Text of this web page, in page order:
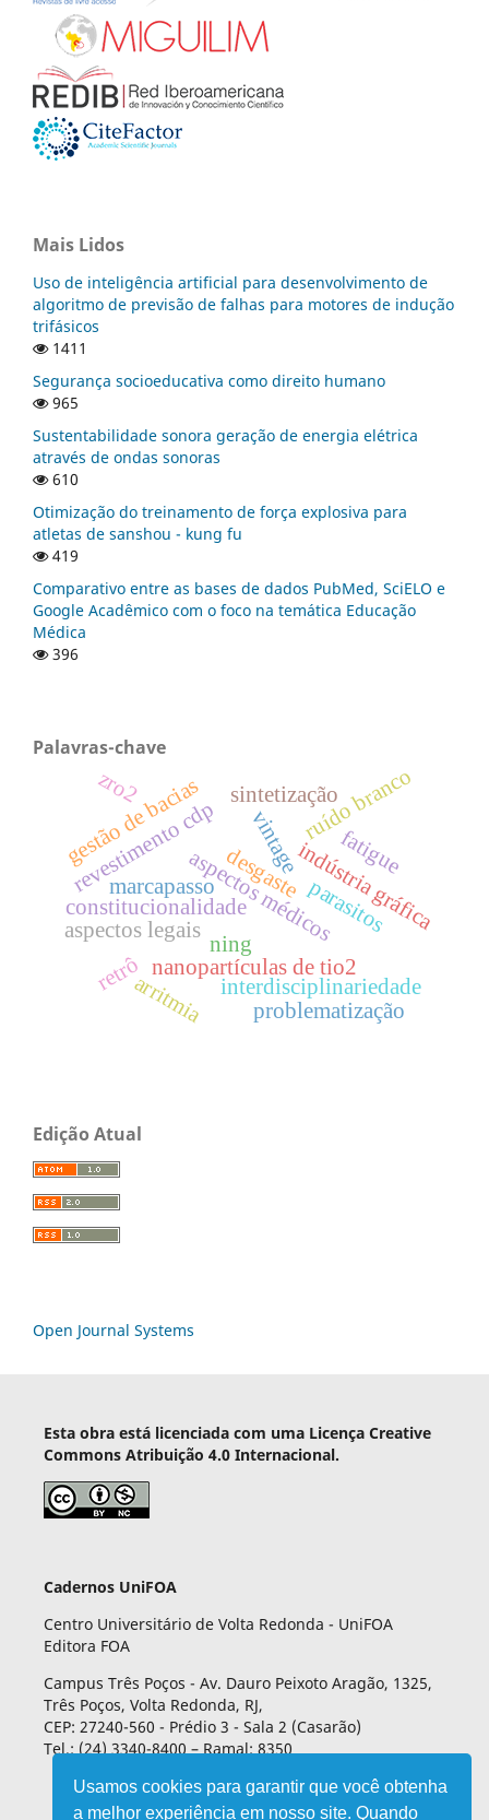
Usamos cookies para garantir que você obtenha
a melhor experiência em nosso site. Quando
Mais Lidos
Uso de inteligência artificial para desenvolvimento de
algoritmo de previsão de falhas para motores de indução
trifásicos
1411
Segurança socioeducativa como direito humano
965
Sustentabilidade sonora geração de energia elétrica
através de ondas sonoras
610
Otimização do treinamento de força explosiva para
atletas de sanshou - kung fu
419
Comparativo entre as bases de dados PubMed, SciELO e
Google Acadêmico com o foco na temática Educação
Médica
396
Palavras-chave
nanopartículas de tio2
ning
constitucionalidade
aspectos legaisaspectos médicos
interdisciplinariedade
desgaste
revestimento cdp vintage
retrôarritmia
indústria gráfica
gestão de bacias sintetizaçãoruído branco
problematização
parasitos
marcapasso
zro2
fatigue
Edição Atual
Open Journal Systems
Esta obra está licenciada com uma Licença Creative
Commons Atribuição 4.0 Internacional.
Cadernos UniFOA
Centro Universitário de Volta Redonda - UniFOA
Editora FOA
Campus Três Poços - Av. Dauro Peixoto Aragão, 1325,
Três Poços, Volta Redonda, RJ,
CEP: 27240-560 - Prédio 3 - Sala 2 (Casarão)
Tel.: (24) 3340-8400 – Ramal: 8350